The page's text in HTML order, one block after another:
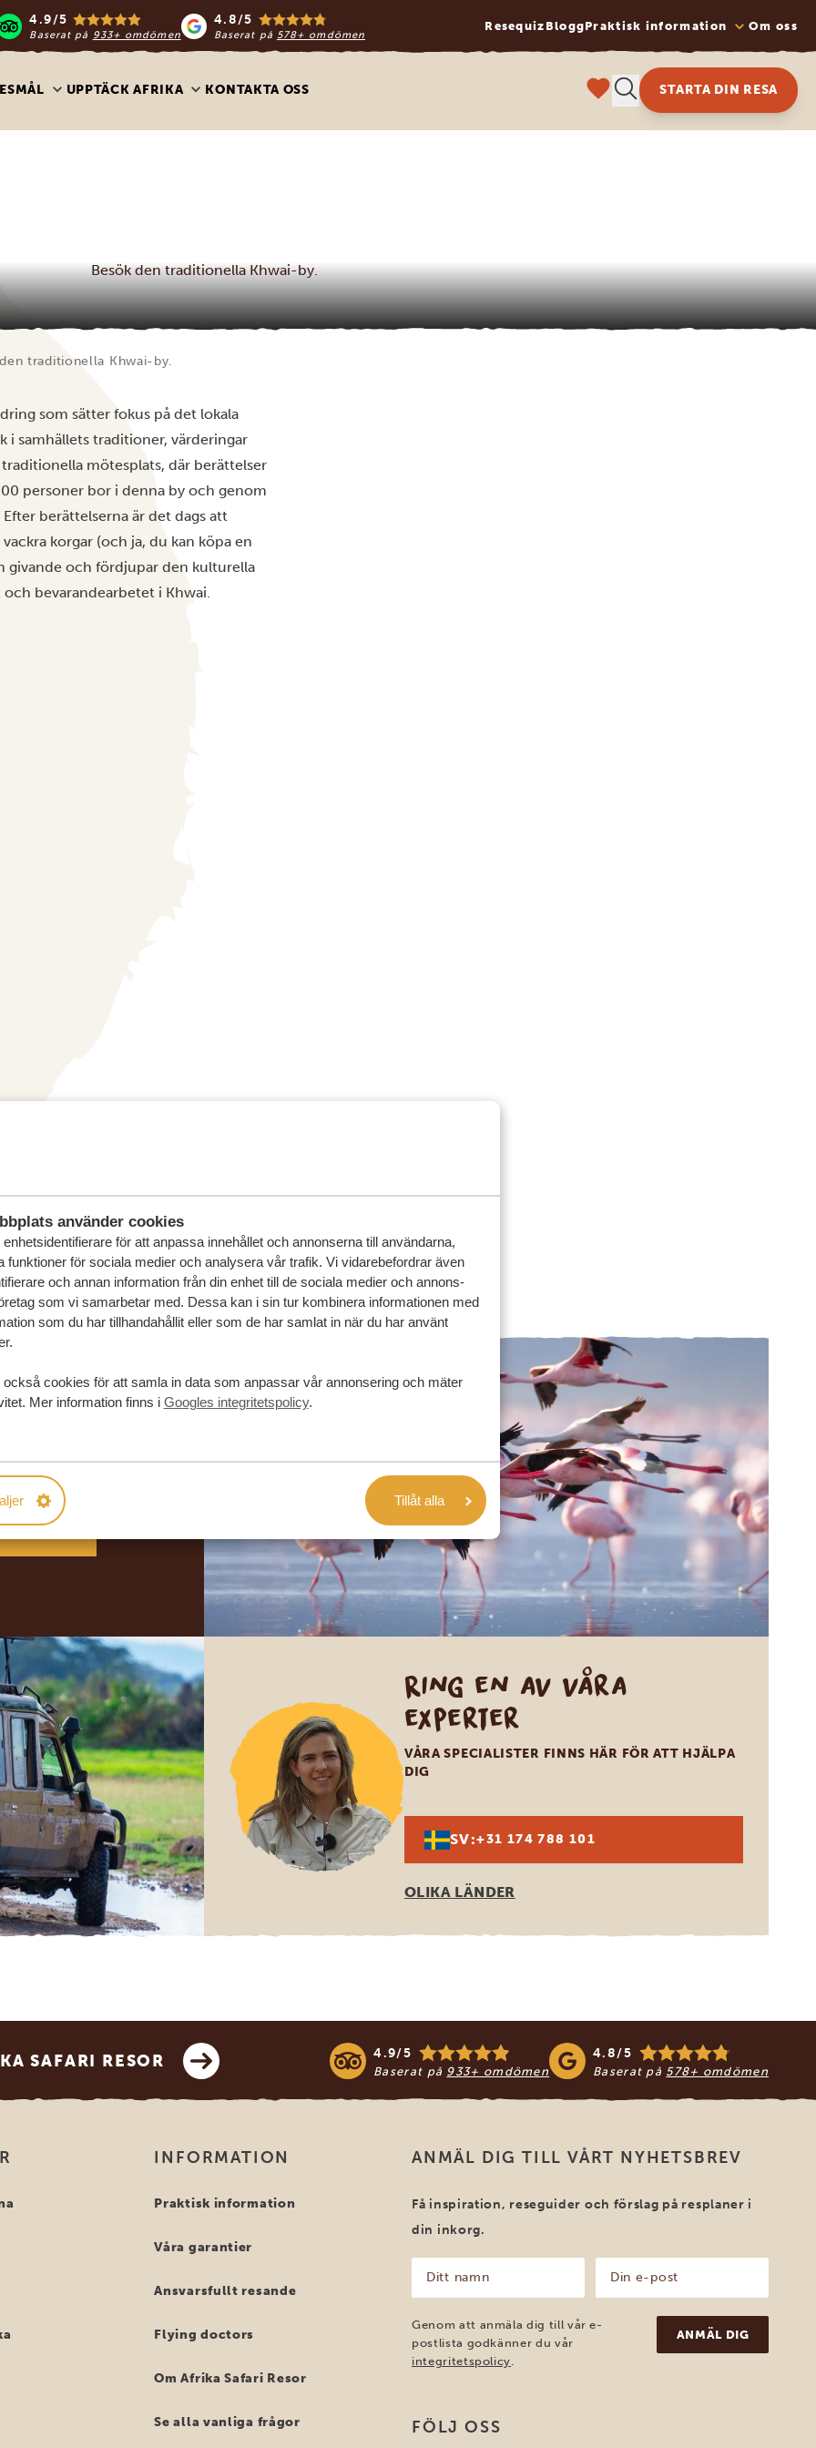
använder cookies
för att anpassa innehållet och annonserna till användarna,
funktioner för sociala medier och analysera vår trafik. Vi vidarebefordrar även
och annan information från din enhet till de sociala medier och annons-
som vi samarbetar med. Dessa kan i sin tur kombinera informationen med
som du har tillhandahållit eller som de har samlat in när du har använt
också cookies för att samla in data som anpassar vår annonsering och mäter
Mer information finns i Googles integritetspolicy.
Tillåt alla
4.9/5
Baserat på 933+ omdömen
4.8/5
Baserat på 578+ omdömen
Resequiz BloggPraktisk information Om oss
UPPTÄCK AFRIKA KONTAKTA OSS STARTA DIN RESA
Besök den traditionella Khwai-by.
traditionella Khwai-by.
som sätter fokus på det lokala
i samhällets traditioner, värderingar
mötesplats, där berättelser
personer bor i denna by och genom
berättelserna är det dags att
korgar (och ja, du kan köpa en
givande och fördjupar den kulturella
bevarandearbetet i Khwai.
Ring en av våra
experter
VÅRA SPECIALISTER FINNS HÄR FÖR ATT HJÄLPA
DIG
SV:+31 174 788 101
OLIKA LÄNDER
SAFARI RESOR 4.9/5
Baserat på 933+ omdömen
4.8/5
Baserat på 578+ omdömen
INFORMATION
Praktisk information
Våra garantier
Ansvarsfullt resande
Flying doctors
Om Afrika Safari Resor
Se alla vanliga frågor
ANMÄL DIG TILL VÅRT NYHETSBREV
Få inspiration, reseguider och förslag på resplaner i
din inkorg.
namn
(Obligatoriskt)
post
(Obligatoriskt)
Genom att anmäla dig till vår e-
postlista godkänner du vår
integritetspolicy.
FÖLJ OSS